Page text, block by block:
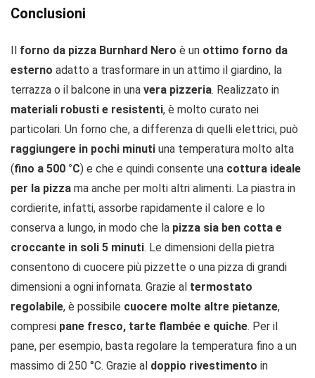
Conclusioni
forno da pizza Burnhard Nero è un ottimo forno da
esterno adatto a trasformare in un attimo il giardino, la
terrazza o il balcone in una vera pizzeria. Realizzato in
materiali robusti e resistenti, è molto curato nei
particolari. Un forno che, a differenza di quelli elettrici, può
raggiungere in pochi minuti una temperatura molto alta
(fino a 500 °C) e che e quindi consente una cottura ideale
per la pizza ma anche per molti altri alimenti. La piastra in
cordierite, infatti, assorbe rapidamente il calore e lo
conserva a lungo, in modo che la pizza sia ben cotta e
croccante in soli 5 minuti. Le dimensioni della pietra
consentono di cuocere più pizzette o una pizza di grandi
dimensioni a ogni infornata. Grazie al termostato
regolabile, è possibile cuocere molte altre pietanze,
compresi pane fresco, tarte flambée e quiche. Per il
pane, per esempio, basta regolare la temperatura fino a un
massimo di 250 °C. Grazie al doppio rivestimento in